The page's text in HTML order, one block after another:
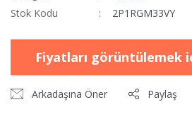
Stok Kodu
2P1RGM33VY
Fiyatları görüntülemek
Arkadaşına Öner Paylaş